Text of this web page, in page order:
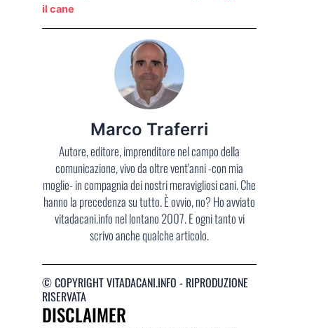
il cane
Marco Traferri
Autore, editore, imprenditore nel campo della
comunicazione, vivo da oltre vent'anni -con mia
moglie- in compagnia dei nostri meravigliosi cani. Che
hanno la precedenza su tutto. È ovvio, no? Ho avviato
vitadacani.info nel lontano 2007. E ogni tanto vi
scrivo anche qualche articolo.
© COPYRIGHT VITADACANI.INFO - RIPRODUZIONE
RISERVATA
DISCLAIMER